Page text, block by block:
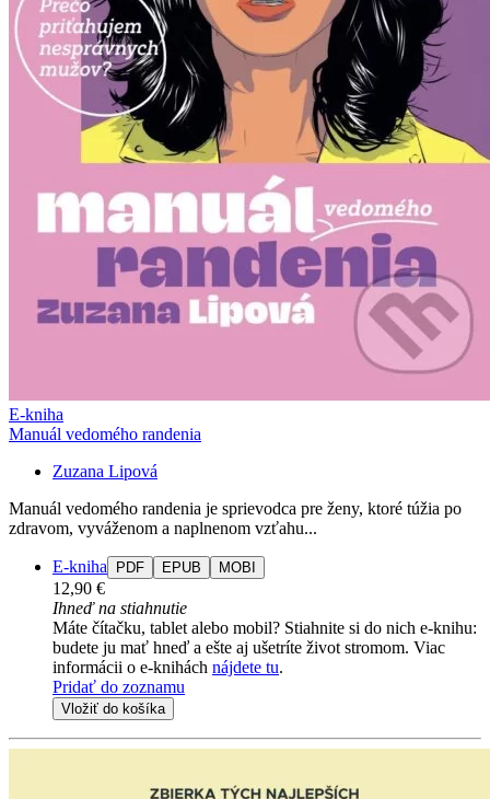
E-kniha
Manuál vedomého randenia
Zuzana Lipová
Manuál vedomého randenia je sprievodca pre ženy, ktoré túžia po
zdravom, vyváženom a naplnenom vzťahu...
E-kniha PDF EPUB MOBI
12,90 €
Ihneď na stiahnutie
Máte čítačku, tablet alebo mobil? Stiahnite si do nich e-knihu:
budete ju mať hneď a ešte aj ušetríte život stromom. Viac
informácii o e-knihách nájdete tu.
Pridať do zoznamu
Vložiť do košíka